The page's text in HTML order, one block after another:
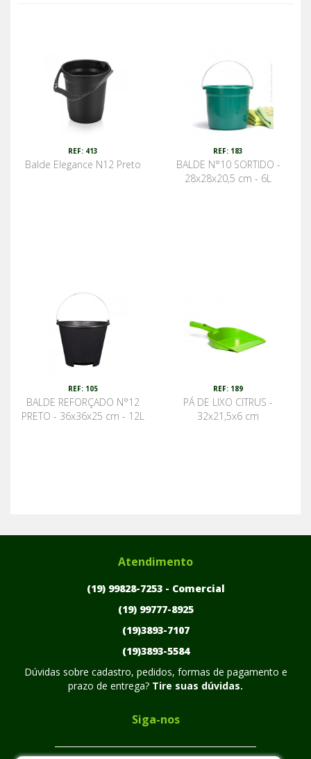
REF: 413
Balde Elegance N12 Preto
REF: 183
BALDE N°10 SORTIDO -
28x28x20,5 cm - 6L
REF: 105
BALDE REFORÇADO N°12
PRETO - 36x36x25 cm - 12L
REF: 189
PÁ DE LIXO CITRUS -
32x21,5x6 cm
Atendimento
(19) 99828-7253 - Comercial
(19) 99777-8925
(19)3893-7107
(19)3893-5584
Dúvidas sobre cadastro, pedidos, formas de pagamento e
prazo de entrega? Tire suas dúvidas.
Siga-nos